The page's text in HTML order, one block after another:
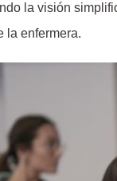
la visión
la enfermera.